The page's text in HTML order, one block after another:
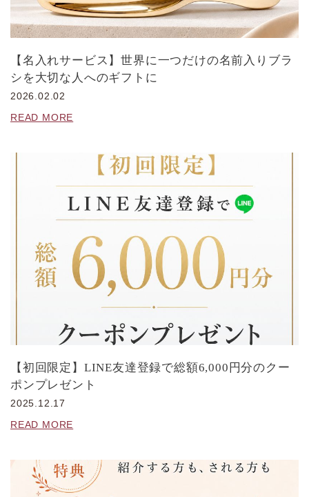
【名入れサービス】世界に一つだけの名前入りブラ
シを大切な人へのギフトに
2026.02.02
READ MORE
【初回限定】LINE友達登録で総額6,000円分のクー
ポンプレゼント
2025.12.17
READ MORE